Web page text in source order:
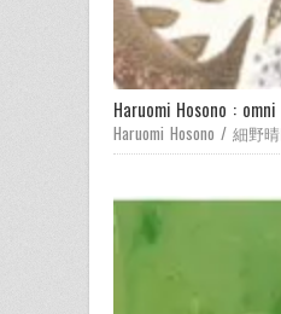
Haruomi Hosono :
Haruomi Hosono / 細野